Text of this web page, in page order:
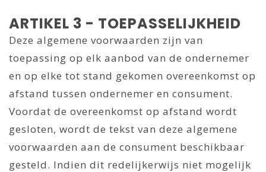
ARTIKEL 3 - TOEPASSELIJKHEID
Deze algemene voorwaarden zijn van
toepassing op elk aanbod van de ondernemer
en op elke tot stand gekomen overeenkomst op
afstand tussen ondernemer en consument.
Voordat de overeenkomst op afstand wordt
gesloten, wordt de tekst van deze algemene
voorwaarden aan de consument beschikbaar
gesteld. Indien dit redelijkerwijs niet mogelijk